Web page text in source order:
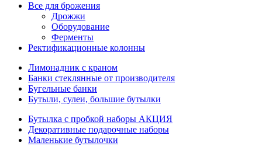
Все для брожения
Дрожжи
Оборудование
Ферменты
Ректификационные колонны
Лимонадник с краном
Банки стеклянные от производителя
Бугельные банки
Бутыли, сулеи, большие бутылки
Бутылка с пробкой наборы АКЦИЯ
Декоративные подарочные наборы
Маленькие бутылочки